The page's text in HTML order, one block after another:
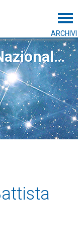
ARCHIVI
Biblioteca Centrale Nazionale di Firenze